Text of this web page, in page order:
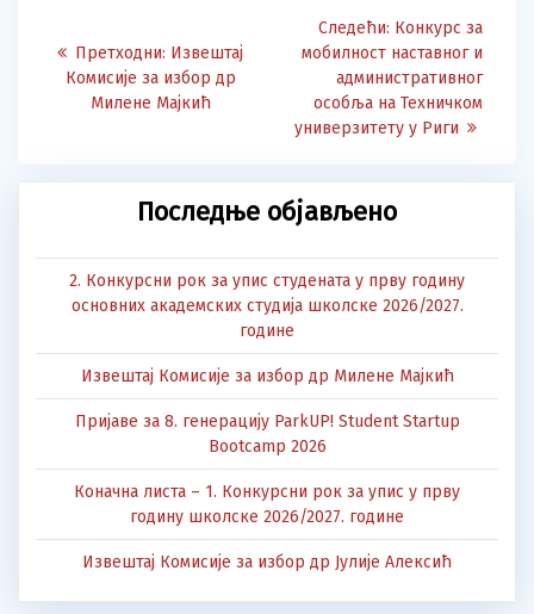
navigation
Претходни: Претходна
објава:
Извештај
Комисије за избор др
Милене Мајкић
Следећи: Следећа
објава:
Конкурс за
мобилност наставног и
административног
особља на Техничком
универзитету у Риги
Последње објављено
2. Конкурсни рок за упис студената у прву годину
основних академских студија школске 2026/2027.
године
Извештај Комисије за избор др Милене Мајкић
Пријаве за 8. генерацију ParkUP! Student Startup
Bootcamp 2026
Коначна листа – 1. Конкурсни рок за упис у прву
годину школске 2026/2027. године
Извештај Комисије за избор др Јулије Алексић